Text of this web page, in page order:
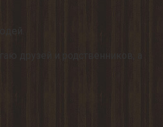
друзей и родственников, а